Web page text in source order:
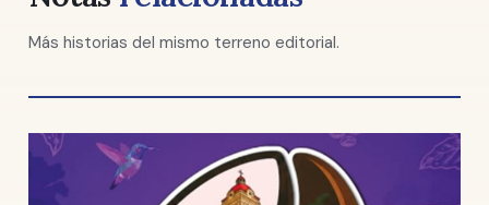
Más historias del mismo terreno editorial.